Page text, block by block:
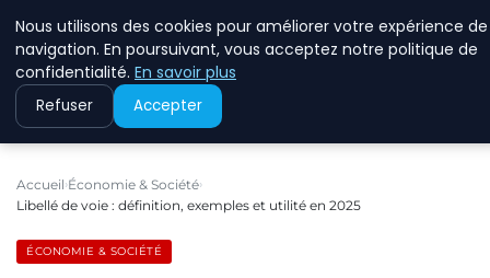
Accueil Économie & Société
Libellé de voie : définition, exemples et utilité en 2025
ÉCONOMIE & SOCIÉTÉ
Nous utilisons des cookies pour améliorer votre expérience de
navigation. En poursuivant, vous acceptez notre politique de
confidentialité. En savoir plus
Refuser Accepter